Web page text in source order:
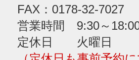
FAX：0178-32-7027
営業時間 9:30～
定休日 火曜日